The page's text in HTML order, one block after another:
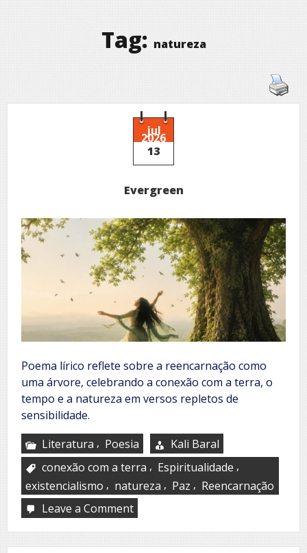
Tag: natureza
jul
2026
13
Evergreen
Poema lírico reflete sobre a reencarnação como
uma árvore, celebrando a conexão com a terra, o
tempo e a natureza em versos repletos de
sensibilidade.
Literatura , Poesia
Kali Baral
conexão com a terra , Espiritualidade ,
existencialismo , natureza , Paz , Reencarnação
Leave a Commenton